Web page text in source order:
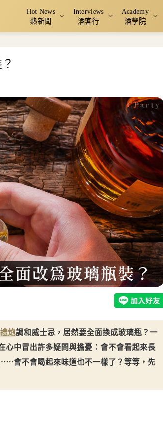
Hot News
熱新聞
Interviews
酒客行
Academy
酒學院
炮調和威士忌，居然要全面換成玻璃瓶？一
心中冒出許多疑問與擔憂：會不會看起來長
會不會喝起來味道也不一樣了？等等，先